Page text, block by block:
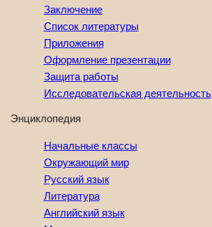
Заключение
Список литературы
Приложения
Оформление презентации
Защита работы
Исследовательская деятельность
Энциклопедия
Начальные классы
Окружающий мир
Русский язык
Литература
Английский язык